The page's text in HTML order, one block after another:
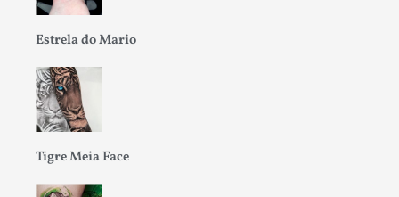
Estrela do Mario
Tigre Meia Face